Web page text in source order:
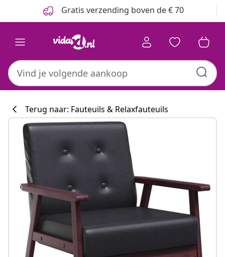
Gratis verzending boven de € 70
Terug naar: Fauteuils & Relaxfauteuils